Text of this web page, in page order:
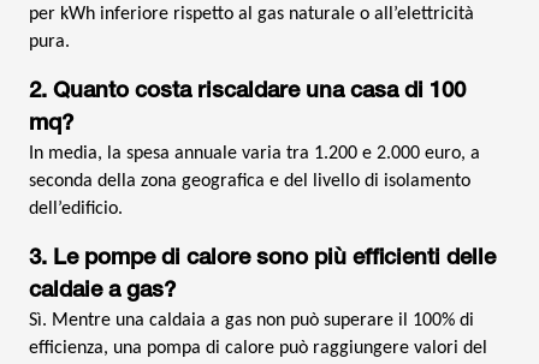
per kWh inferiore rispetto al gas naturale o all’elettricità
pura.
2. Quanto costa riscaldare una casa di 100
mq?
In media, la spesa annuale varia tra 1.200 e 2.000 euro, a
seconda della zona geografica e del livello di isolamento
dell’edificio.
3. Le pompe di calore sono più efficienti delle
caldaie a gas?
Sì. Mentre una caldaia a gas non può superare il 100% di
efficienza, una pompa di calore può raggiungere valori del